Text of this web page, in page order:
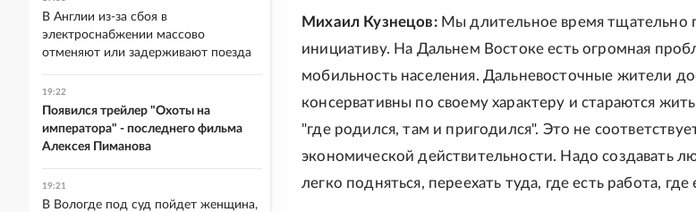
Михаил Кузнецов:Мы длительное время тщательно
инициативу. На Дальнем Востоке есть огромная
мобильность населения. Дальневосточные жители
консервативны по своему характеру и стараются
"где родился, там и пригодился". Это не
экономической действительности. Надо создавать
легко подняться, переехать туда, где есть работа, где
В Англии из-за сбоя в
электроснабжении массово
отменяют или задерживают поезда
19:22
Появился трейлер "Охоты на
императора" - последнего фильма
Алексея Пиманова
19:21
В Вологде под суд пойдет женщина,